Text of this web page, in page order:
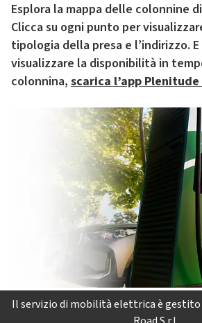
Esplora la mappa delle colonnine
Clicca su ogni punto per
tipologia della presa e l’indirizzo.
visualizzare la disponibilità in
colonnina, scarica l’app
Il servizio di mobilità elettrica è gestito